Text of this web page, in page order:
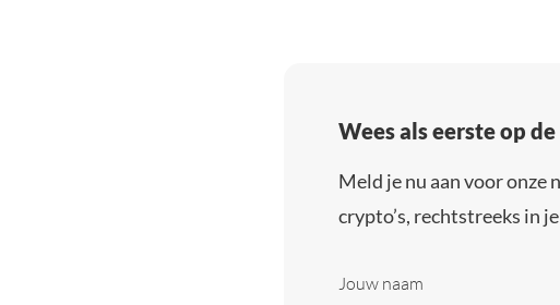
Wees als eerste op
Meld je nu aan voor onze
crypto’s, rechtstreeks in
Jouw naam